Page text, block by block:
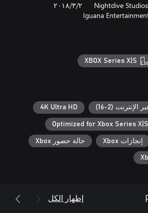
Send brains flying with the skull-
The new Multiplayer mode lets you
Nintendo 64 versions, players will
Players can also choose between a few
Nightdive
Iguana
٢‏/٣‏/٢٠١٨
XBOX Series X|S
(2-16)
4K Ultra HD
Optimized for Xbox Series X|S
إنجازات Xbox حالة حضور Xbox
إظهار الكل